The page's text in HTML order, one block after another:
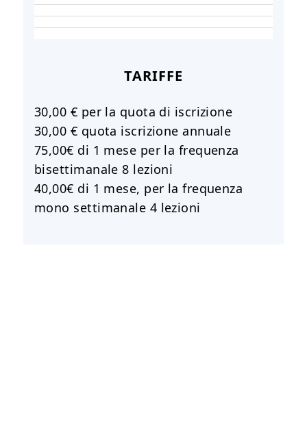
TARIFFE
30,00 € per la quota di iscrizione
30,00 € quota iscrizione annuale
75,00€ di 1 mese per la frequenza
bisettimanale 8 lezioni
40,00€ di 1 mese, per la frequenza
mono settimanale 4 lezioni